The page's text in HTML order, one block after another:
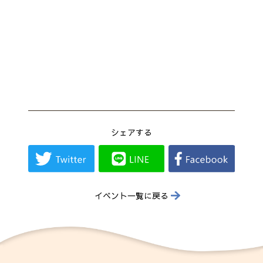
シェアする
イベント一覧に戻る